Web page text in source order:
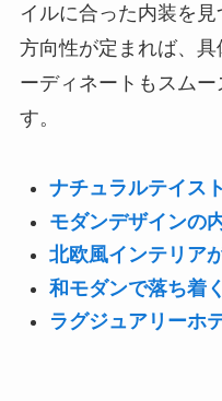
イルに合った内装を
方向性が定まれば、
ーディネートもスム
す。
ナチュラルテイス
モダンデザインの
北欧風インテリア
和モダンで落ち着
ラグジュアリーホ